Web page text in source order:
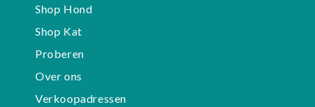
Shop Hond
Shop Kat
Proberen
Over ons
Verkoopadressen